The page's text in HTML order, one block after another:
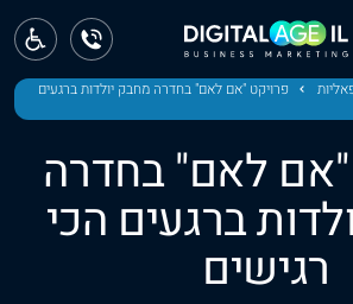
פרויקט "אם לאם" בחדרה מחבק יולדות ברגעים
"אם לאם" בחדרה
ברגעים הכי
רגישים
ראשי
חדשות
מחוז חיפה
מחוז מרכז